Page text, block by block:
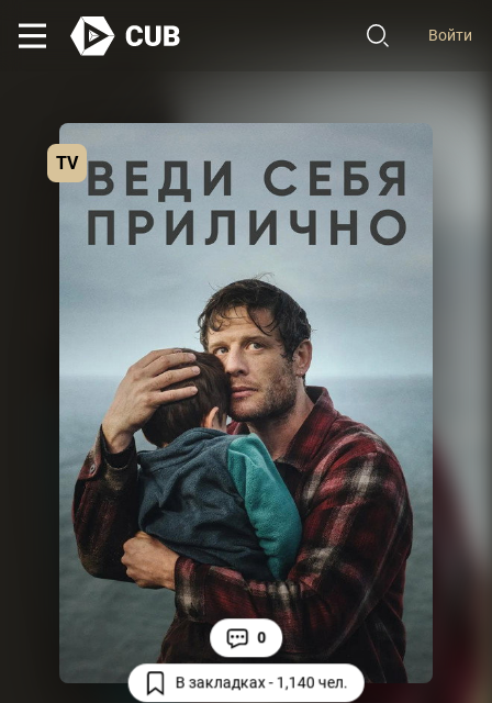
Войти
TV
В закладках - 1,140 чел.
0